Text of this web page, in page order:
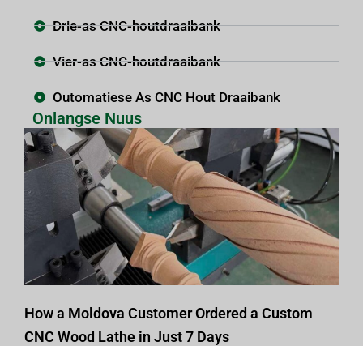
Drie-as CNC-houtdraaibank
Vier-as CNC-houtdraaibank
Outomatiese As CNC Hout Draaibank
Onlangse Nuus
How a Moldova Customer Ordered a Custom
CNC Wood Lathe in Just 7 Days